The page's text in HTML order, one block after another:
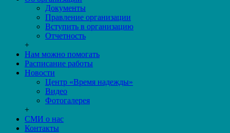
Документы
Правление организации
Вступить в организацию
Отчетность
+
Нам можно помогать
Расписание работы
Новости
Центр «Время надежды»
Видео
Фотогалерея
+
СМИ о нас
Контакты